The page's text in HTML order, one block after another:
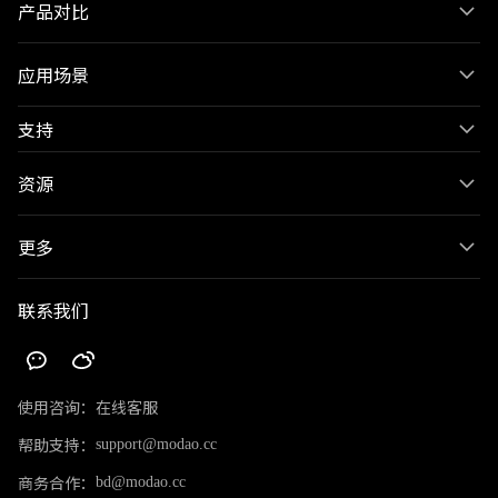
产品对比
应用场景
支持
资源
更多
联系我们
使用咨询： 在线客服
帮助支持：
support@modao.cc
商务合作： bd@modao.cc